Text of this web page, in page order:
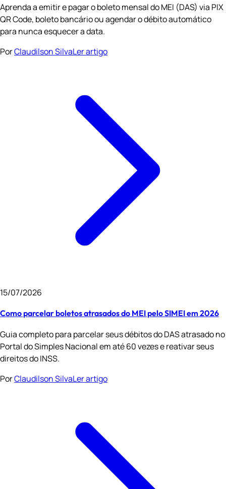
Aprenda a emitir e pagar o boleto mensal do MEI (DAS) via PIX
QR Code, boleto bancário ou agendar o débito automático
para nunca esquecer a data.
PorClaudilson SilvaLer artigo
15/07/2026
Como parcelar boletos atrasados do MEI pelo SIMEI em 2026
Guia completo para parcelar seus débitos do DAS atrasado no
Portal do Simples Nacional em até 60 vezes e reativar seus
direitos do INSS.
PorClaudilson SilvaLer artigo